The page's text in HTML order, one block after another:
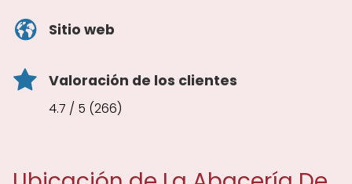
Sitio web
Valoración de los clientes
4.7 / 5 (266)